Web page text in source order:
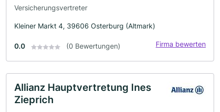
Versicherungsvertreter
Kleiner Markt 4, 39606 Osterburg (Altmark)
0.0 (0 Bewertungen) Firma bewerten
Allianz Hauptvertretung Ines
Zieprich